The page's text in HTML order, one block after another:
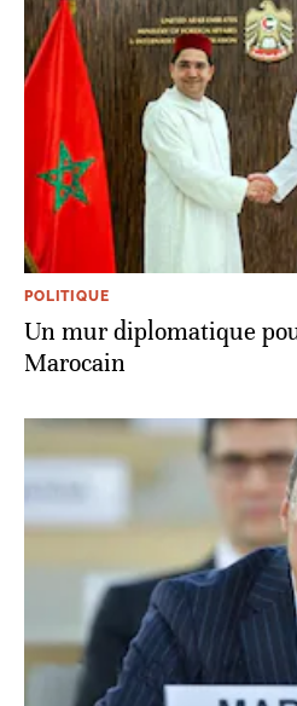
POLITIQUE
Un mur diplomatique
Marocain